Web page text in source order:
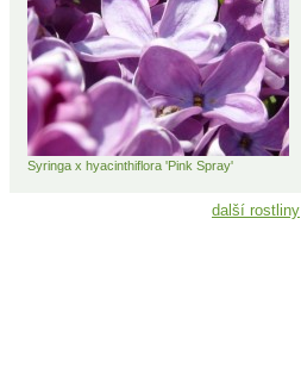
Syringa x hyacinthiflora 'Pink Spray'
další rostliny